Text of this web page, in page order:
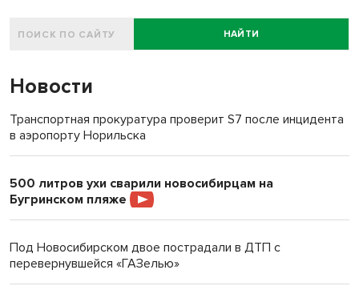
НАЙТИ
Новости
Транспортная прокуратура проверит S7 после инцидента
в аэропорту Норильска
500 литров ухи сварили новосибирцам на
Бугринском пляже
Под Новосибирском двое пострадали в ДТП с
перевернувшейся «ГАЗелью»